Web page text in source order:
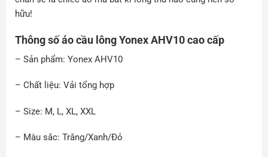
hữu!
Thông số áo cầu lông Yonex AHV10 cao cấp
– Sản phẩm: Yonex AHV10
– Chất liệu: Vải tổng hợp
– Size: M, L, XL, XXL
– Màu sắc: Trắng/Xanh/Đỏ